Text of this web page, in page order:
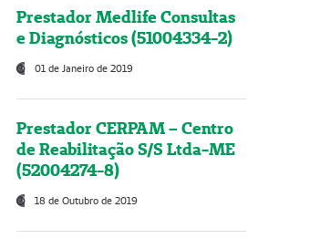
Prestador Medlife Consultas
e Diagnósticos (51004334-2)
01 de Janeiro de 2019
Prestador CERPAM – Centro
de Reabilitação S/S Ltda-ME
(52004274-8)
18 de Outubro de 2019